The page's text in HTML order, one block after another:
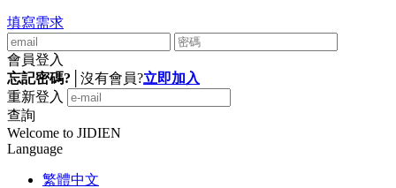
填寫需求
會員登入
忘記密碼?
沒有會員?立即加入
重新登入
查詢
Welcome to JIDIEN
Language
繁體中文